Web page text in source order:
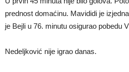
prednost domaćinu. Mavididi je
je Bejli u 76. minutu osigurao pobedu
Nedeljković nije igrao danas.